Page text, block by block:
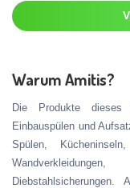
Warum Amitis?
Die Produkte dieses
Einbauspülen und
Spülen,